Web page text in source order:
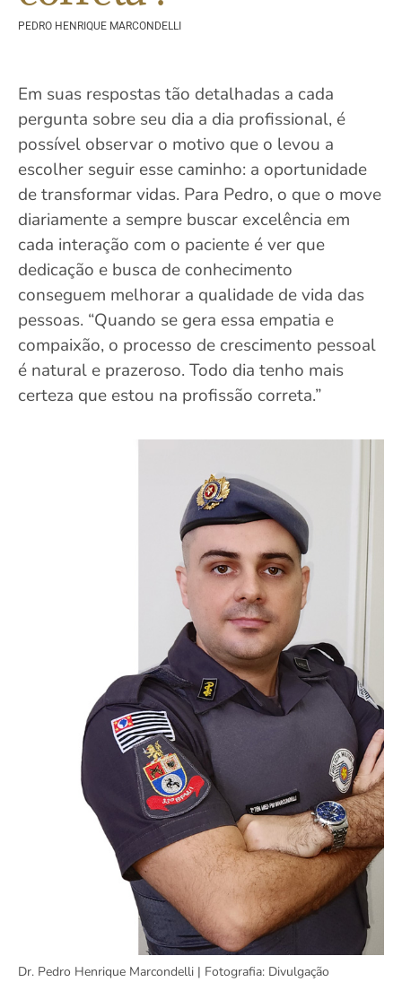
PEDRO HENRIQUE MARCONDELLI
Em suas respostas tão detalhadas a cada
pergunta sobre seu dia a dia profissional, é
possível observar o motivo que o levou a
escolher seguir esse caminho: a oportunidade
de transformar vidas. Para Pedro, o que o move
diariamente a sempre buscar excelência em
cada interação com o paciente é ver que
dedicação e busca de conhecimento
conseguem melhorar a qualidade de vida das
pessoas. “Quando se gera essa empatia e
compaixão, o processo de crescimento pessoal
é natural e prazeroso. Todo dia tenho mais
certeza que estou na profissão correta.”
Dr. Pedro Henrique Marcondelli | Fotografia: Divulgação